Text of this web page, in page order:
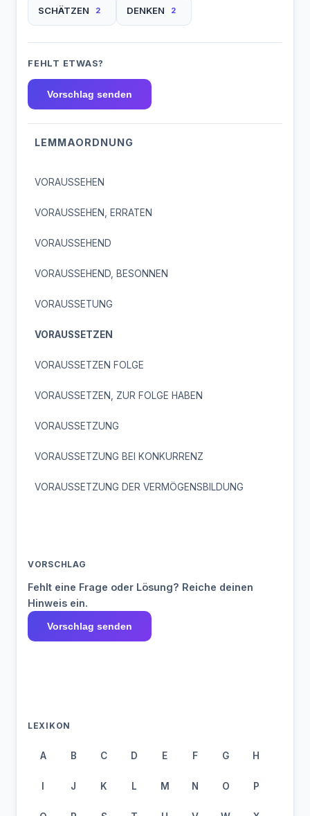
SCHÄTZEN 2 DENKEN 2
FEHLT ETWAS?
Vorschlag senden
LEMMAORDNUNG
VORAUSSEHEN
VORAUSSEHEN, ERRATEN
VORAUSSEHEND
VORAUSSEHEND, BESONNEN
VORAUSSETUNG
VORAUSSETZEN
VORAUSSETZEN FOLGE
VORAUSSETZEN, ZUR FOLGE HABEN
VORAUSSETZUNG
VORAUSSETZUNG BEI KONKURRENZ
VORAUSSETZUNG DER VERMÖGENSBILDUNG
VORSCHLAG
Fehlt eine Frage oder Lösung? Reiche deinen
Hinweis ein.
Vorschlag senden
LEXIKON
A B C D E F G H
I J K L M N O P